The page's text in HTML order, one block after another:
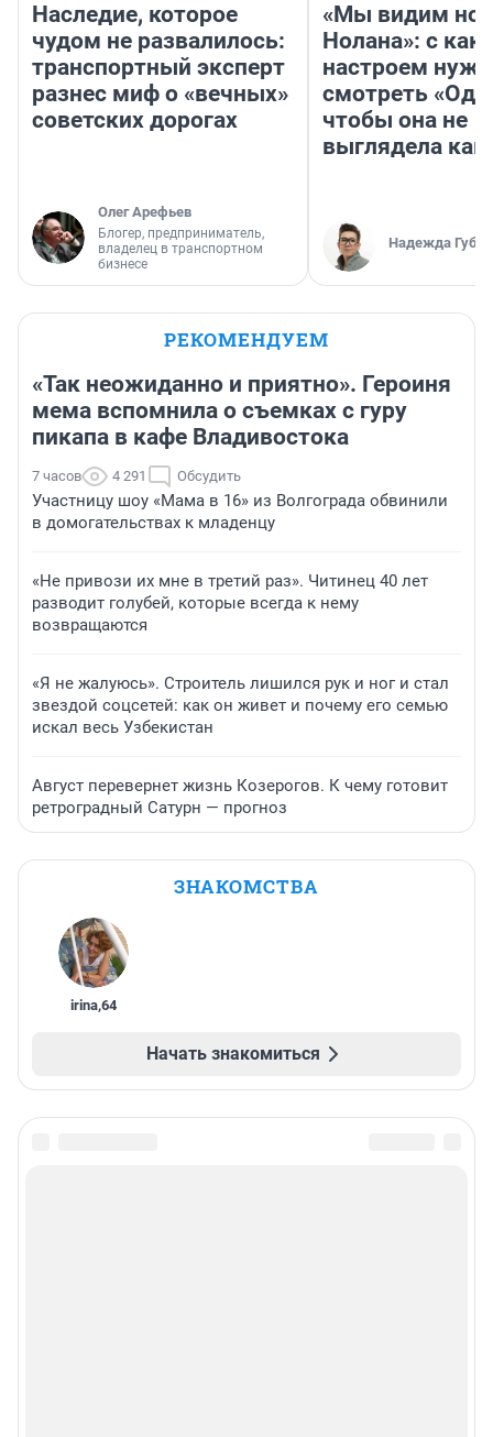
Наследие, которое
чудом не развалилось:
транспортный эксперт
разнес миф о «вечных»
советских дорогах
Олег Арефьев
Блогер, предприниматель,
владелец в транспортном
бизнесе
«Мы видим
Нолана»: с
настроем
смотреть
чтобы она не
выглядела как
Надежда
РЕКОМЕНДУЕМ
«Так неожиданно и приятно». Героиня
мема вспомнила о съемках с гуру
пикапа в кафе Владивостока
7 часов 4 291 Обсудить
Участницу шоу «Мама в 16» из Волгограда обвинили
в домогательствах к младенцу
«Не привози их мне в третий раз». Читинец 40 лет
разводит голубей, которые всегда к нему
возвращаются
«Я не жалуюсь». Строитель лишился рук и ног и стал
звездой соцсетей: как он живет и почему его семью
искал весь Узбекистан
Август перевернет жизнь Козерогов. К чему готовит
ретроградный Сатурн — прогноз
ЗНАКОМСТВА
irina,64
Начать знакомиться